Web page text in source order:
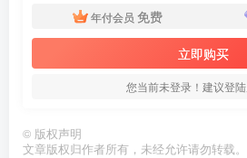
年付会员 免费
立即购买
您当前未登录！建议登
© 版权声明
文章版权归作者所有，未经允许请勿转载。